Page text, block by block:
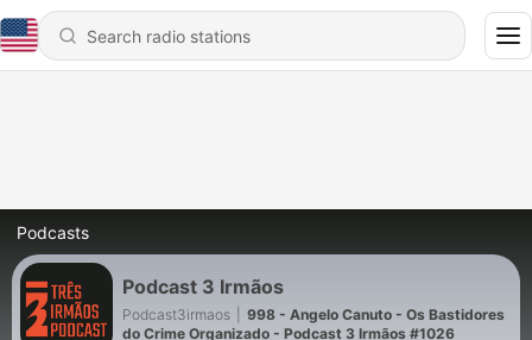
Podcasts
Podcast 3 Irmãos
Podcast3irmaos
998 - Angelo Canuto - Os Bastidores
do Crime Organizado - Podcast 3 Irmãos #1026